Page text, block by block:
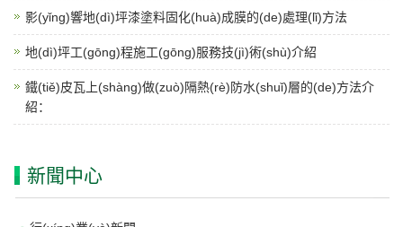
影(yǐng)響地(dì)坪漆塗料固化(huà)成膜的(de)處理(lǐ)方法
地(dì)坪工(gōng)程施工(gōng)服務技(jì)術(shù)介紹
鐵(tiě)皮瓦上(shàng)做(zuò)隔熱(rè)防水(shuǐ)層的(de)方法介
紹：
新聞中心